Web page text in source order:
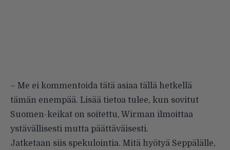
– Me ei kommentoida tätä asiaa tällä hetkellä
tämän enempää. Lisää tietoa tulee, kun sovitut
Suomen-keikat on soitettu, Wirman ilmoittaa
ystävällisesti mutta päättäväisesti.
Jatketaan siis spekulointia. Mitä hyötyä Seppälälle,